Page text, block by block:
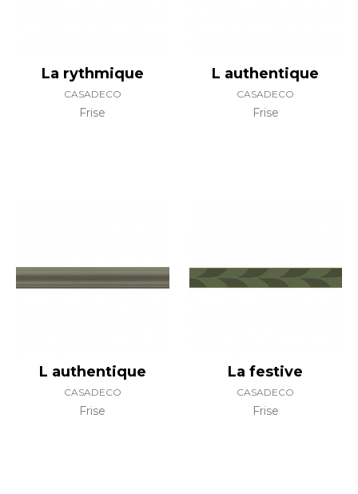
La rythmique
CASADECO
Frise
L authentique
CASADECO
Frise
L authentique
CASADECO
Frise
La festive
CASADECO
Frise